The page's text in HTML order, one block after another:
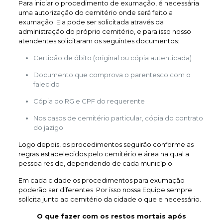
Para iniciar o procedimento de exumação, é necessária
uma autorização do cemitério onde será feito a
exumação. Ela pode ser solicitada através da
administração do próprio cemitério, e para isso nosso
atendentes solicitaram os seguintes documentos:
Certidão de óbito (original ou cópia autenticada)
Documento que comprova o parentesco com o
falecido
Cópia do RG e CPF do requerente
Nos casos de cemitério particular, cópia do contrato
do jazigo
Logo depois, os procedimentos seguirão conforme as
regras estabelecidos pelo cemitério e área na qual a
pessoa reside, dependendo de cada município.
Em cada cidade os procedimentos para exumação
poderão ser diferentes. Por isso nossa Equipe sempre
solícita junto ao cemitério da cidade o que e necessário.
O que fazer com os restos mortais após